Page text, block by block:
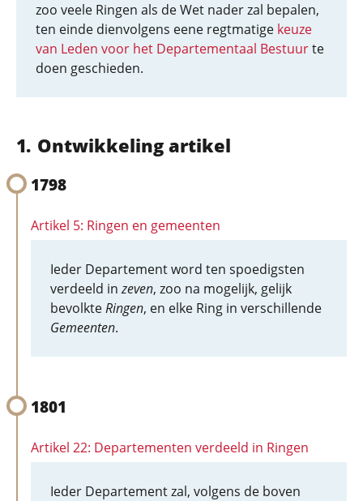
zoo veele Ringen als de Wet nader zal bepalen,
ten einde dienvolgens eene regtmatige keuze
van Leden voor het Departementaal Bestuurte
doen geschieden.
Ontwikkeling artikel
1798
Artikel 5: Ringen en gemeenten
Ieder Departement word ten spoedigsten
verdeeld inzeven, zoo na mogelijk, gelijk
bevolkteRingen, en elke Ring in verschillende
Gemeenten.
1801
Artikel 22: Departementen verdeeld in Ringen
Ieder Departement zal, volgens de boven